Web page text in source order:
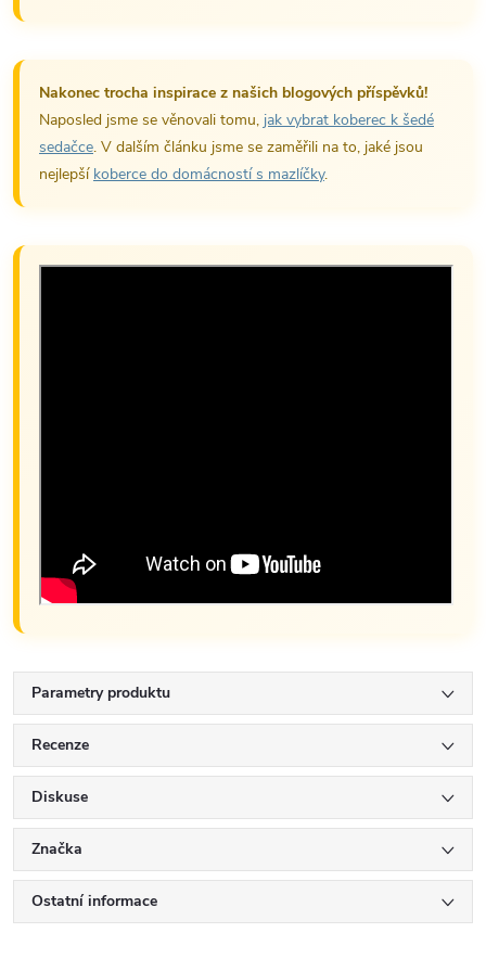
Nakonec trocha inspirace z našich blogových příspěvků!
Naposled jsme se věnovali tomu, jak vybrat koberec k šedé
sedačce. V dalším článku jsme se zaměřili na to, jaké jsou
nejlepší koberce do domácností s mazlíčky.
Parametry produktu
Recenze
Diskuse
Značka
Ostatní informace